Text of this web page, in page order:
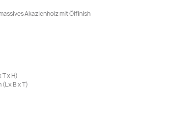
Akazienholz mit Ölfinish
x H)
x B x T)